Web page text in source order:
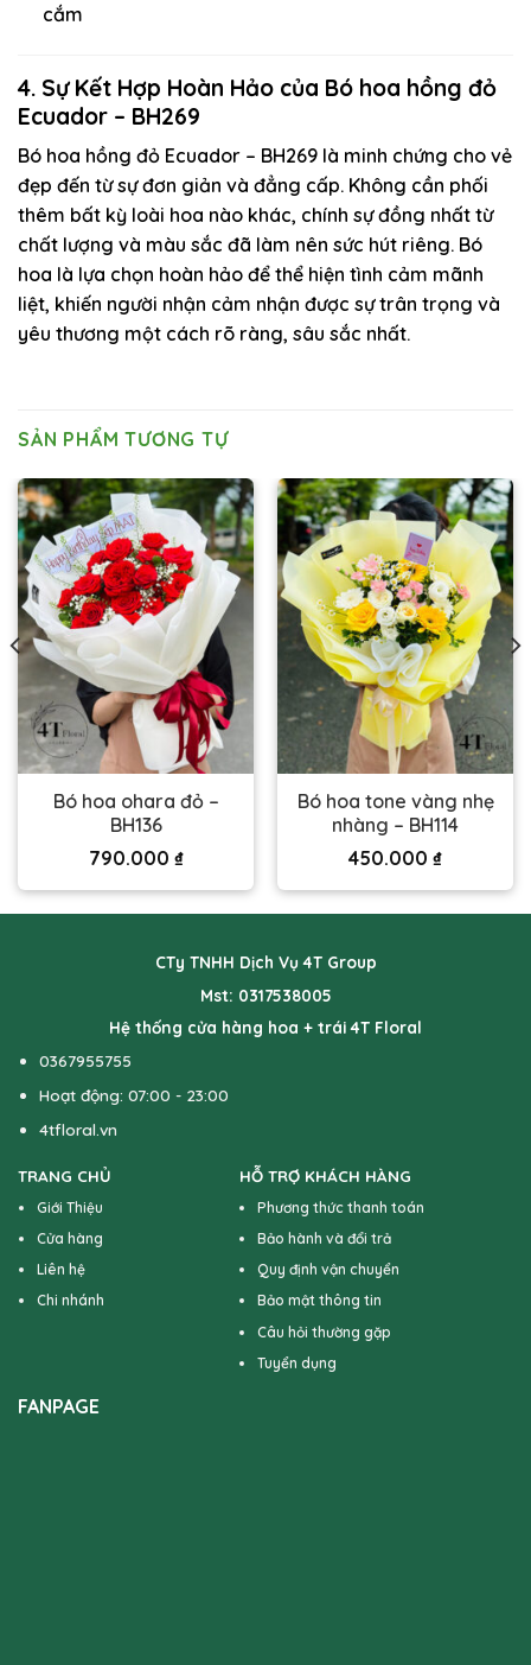
cắm
4. Sự Kết Hợp Hoàn Hảo của Bó hoa hồng đỏ
Ecuador – BH269
Bó hoa hồng đỏ Ecuador – BH269 là minh chứng cho vẻ
đẹp đến từ sự đơn giản và đẳng cấp. Không cần phối
thêm bất kỳ loài hoa nào khác, chính sự đồng nhất từ
chất lượng và màu sắc đã làm nên sức hút riêng. Bó
hoa là lựa chọn hoàn hảo để thể hiện tình cảm mãnh
liệt, khiến người nhận cảm nhận được sự trân trọng và
yêu thương một cách rõ ràng, sâu sắc nhất.
SẢN PHẨM TƯƠNG TỰ
Bó hoa ohara đỏ –
BH136
790.000 ₫
Bó hoa tone vàng nhẹ
nhàng – BH114
450.000 ₫
CTy TNHH Dịch Vụ 4T Group
Mst: 0317538005
Hệ thống cửa hàng hoa + trái 4T Floral
0367955755
Hoạt động: 07:00 - 23:00
4tfloral.vn
TRANG CHỦ
Giới Thiệu
Cửa hàng
Liên hệ
Chi nhánh
HỖ TRỢ KHÁCH HÀNG
Phương thức thanh toán
Bảo hành và đổi trả
Quy định vận chuyển
Bảo mật thông tin
Câu hỏi thường gặp
Tuyển dụng
FANPAGE